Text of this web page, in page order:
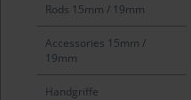
Rods 15mm / 19mm
Accessories 15mm /
19mm
Handgriffe